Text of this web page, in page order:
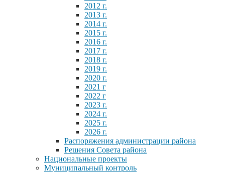
2012 г.
2013 г.
2014 г.
2015 г.
2016 г.
2017 г.
2018 г.
2019 г.
2020 г.
2021 г
2022 г
2023 г.
2024 г.
2025 г.
2026 г.
Распоряжения администрации района
Решения Совета района
Национальные проекты
Муниципальный контроль